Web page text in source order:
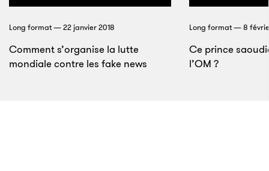
Les femmes et la rue
Long format — 22 janvier 2018
Comment s’organise la lutte
mondiale contre les fake news
Long format — 8
Ce prince
l’OM ?